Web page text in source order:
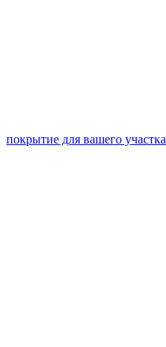
покрытие для вашего участка